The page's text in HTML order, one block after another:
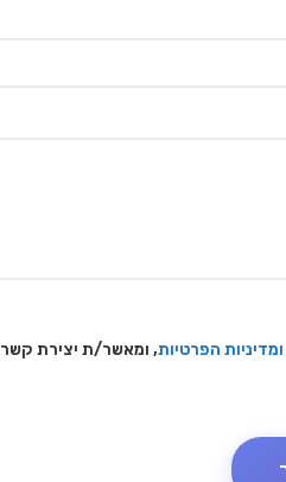
ומדיניות הפרטיות, ומאשר/ת יצירת